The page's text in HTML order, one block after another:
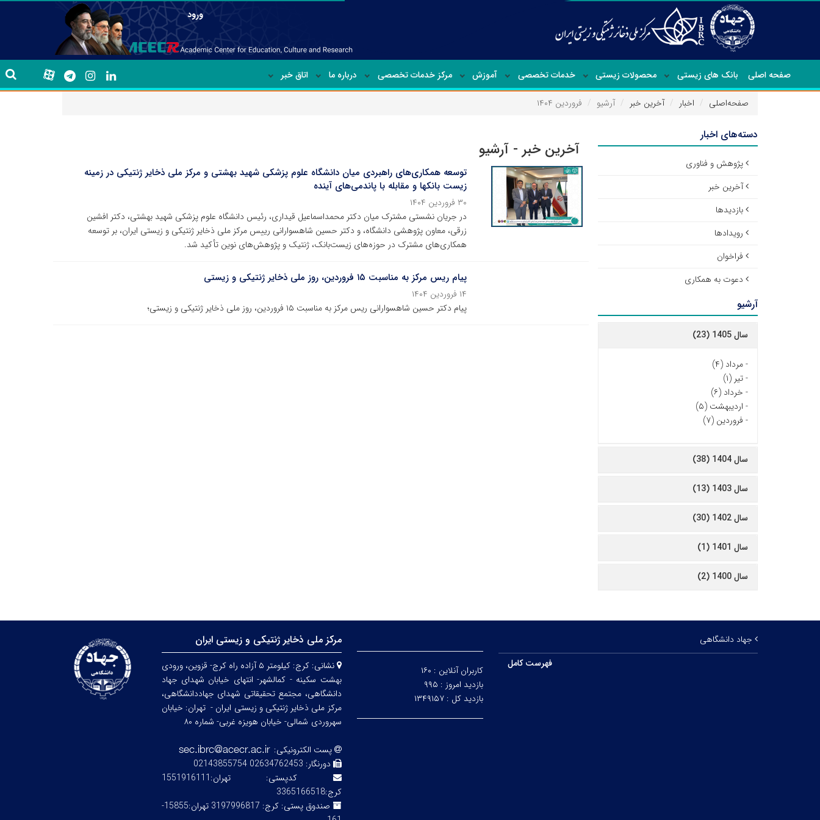
ورود
صفحه اصلی بانک های زیستی محصولات زیستی خدمات تخصصی آموزش مرکز خدمات تخصصی درباره ما اتاق خبر
صفحه‌اصلی اخبار آخرین خبر آرشیو فروردین ۱۴۰۴
آخرین خبر - آرشیو
توسعه همکاری‌های راهبردی میان دانشگاه علوم پزشکی شهید بهشتی و مرکز ملی ذخایر ژنتیکی در زمینه
زیست بانکها و مقابله با پاندمی‌های آینده
۳۰ فروردین ۱۴۰۴
در جریان نشستی مشترک میان دکتر محمداسماعیل قیداری، رئیس دانشگاه علوم پزشکی شهید بهشتی، دکتر افشین
زرقی، معاون پژوهشی دانشگاه، و دکتر حسین شاهسوارانی رییس مرکز ملی ذخایر ژنتیکی و زیستی ایران، بر توسعه
همکاری‌های مشترک در حوزه‌های زیست‌بانک، ژنتیک و پژوهش‌های نوین تأکید شد.
پیام ریس مرکز به مناسبت ۱۵ فروردین، روز ملی ذخایر ژنتیکی و زیستی
۱۴ فروردین ۱۴۰۴
پیام دکتر حسین شاهسوارانی ریس مرکز به مناسبت ۱۵ فروردین، روز ملی ذخایر ژنتیکی و زیستی؛
دسته‌های اخبار
پژوهش و فناوری
آخرین خبر
بازدیدها
رویدادها
فراخوان
دعوت به همکاری
آرشیو
سال 1405 (23)
-مرداد (۴)
-تیر (۱)
- خرداد (۶)
- اردیبهشت (۵)
- فروردین (۷)
سال 1404 (38)
سال 1403 (13)
سال 1402 (30)
سال 1401 (1)
سال 1400 (2)
جهاد دانشگاهی
فهرست کامل
کاربران آنلاین : ۱۶۰
بازدید امروز : ۹۹۵
بازدید کل : ۱۳۴۹۱۵۷
مرکز ملی ذخایر ژنتیکی و زیستی ایران
نشانی:
کرج: کیلومتر ۵ آزاده راه کرج- قزوین، ورودی
بهشت سکینه - کمالشهر- انتهای خیابان شهدای جهاد
دانشگاهی، مجتمع تحقیقاتی شهدای جهاددانشگاهی،
مرکز ملی ذخایر ژنتیکی و زیستی ایران - تهران: خیابان
سهروردی شمالی- خیابان هویزه غربی- شماره ۸۰
پست الکترونیکی:
دورنگار: 02634762453 02143855754
کدپستی:
تهران:1551916111
کرج:3365166518
صندوق پستی:
کرج: 3197996817 تهران:15855-